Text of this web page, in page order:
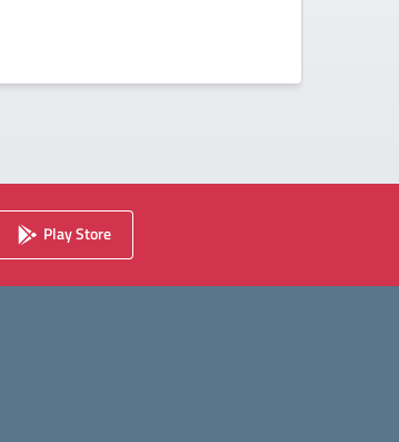
Play Store